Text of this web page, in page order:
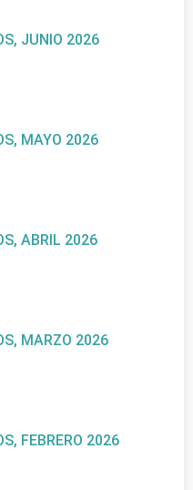
JUNIO 2026
MAYO 2026
ABRIL 2026
MARZO 2026
FEBRERO 2026